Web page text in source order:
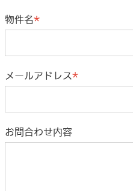
物件名
メールアドレス
お問合わせ内容